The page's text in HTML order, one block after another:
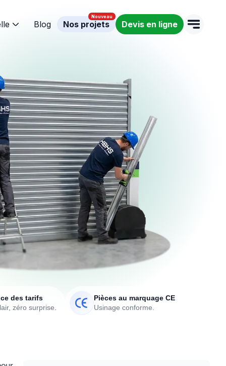
Blog Nos projets Devis en ligne
des tarifs
zéro surprise.
Pièces au marquage CE
Usinage conforme.